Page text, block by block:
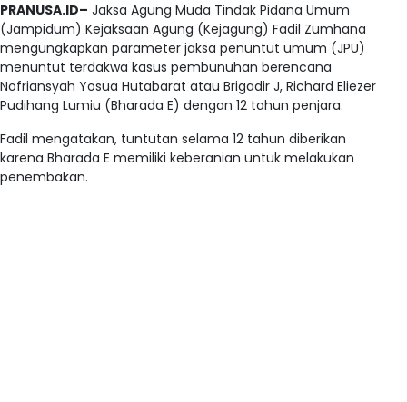
PRANUSA.ID– Jaksa Agung Muda Tindak Pidana Umum
(Jampidum) Kejaksaan Agung (Kejagung) Fadil Zumhana
mengungkapkan parameter jaksa penuntut umum (JPU)
menuntut terdakwa kasus pembunuhan berencana
Nofriansyah Yosua Hutabarat atau Brigadir J, Richard Eliezer
Pudihang Lumiu (Bharada E) dengan 12 tahun penjara.
Fadil mengatakan, tuntutan selama 12 tahun diberikan
karena Bharada E memiliki keberanian untuk melakukan
penembakan.